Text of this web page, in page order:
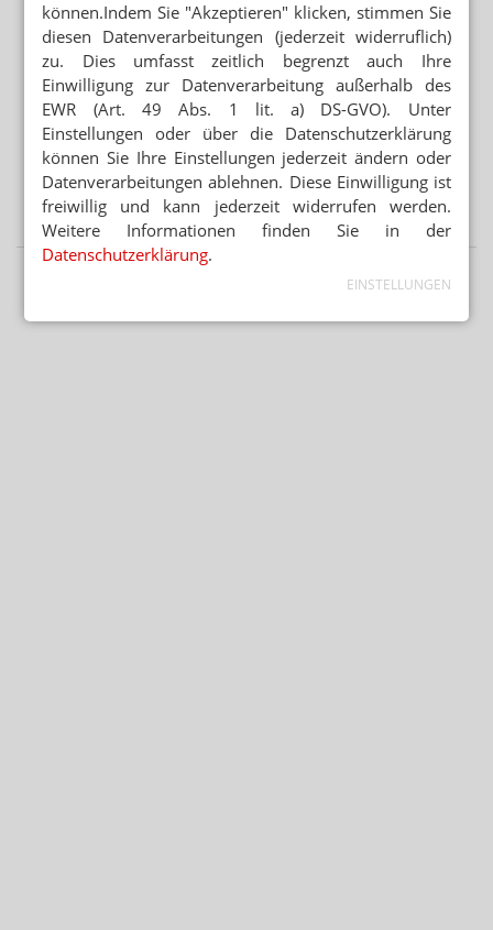
können.Indem Sie "Akzeptieren" klicken, stimmen Sie
diesen Datenverarbeitungen (jederzeit widerruflich)
zu. Dies umfasst zeitlich begrenzt auch Ihre
Einwilligung zur Datenverarbeitung außerhalb des
EWR (Art. 49 Abs. 1 lit. a) DS-GVO). Unter
Einstellungen oder über die Datenschutzerklärung
können Sie Ihre Einstellungen jederzeit ändern oder
Datenverarbeitungen ablehnen. Diese Einwilligung ist
freiwillig und kann jederzeit widerrufen werden.
Weitere Informationen finden Sie in der
Datenschutzerklärung.
EINSTELLUNGEN
Mehr aus Ressort
APORETRO – DER SATIRISCHE WOCHENRÜCKBLICK
Apotheken sollen Heizlüfter und Sandsäcke abgeben
PREISSENKUNG NACH BESTELLUNG
Monatswechsel: Apotheke verliert 2000 Euro
GESETZGEBER MUSS HANDELN
Urteil verbietet Rezepturen im Sprechstundenbedarf